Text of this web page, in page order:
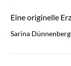
Eine originelle
Sarina